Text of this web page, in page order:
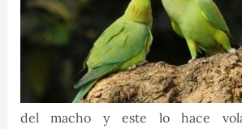
del macho y este lo hace